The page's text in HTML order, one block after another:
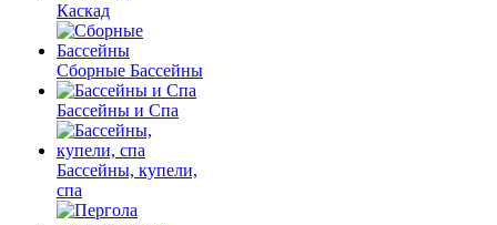
Каскад
Сборные Бассейны
Бассейны и Спа
Бассейны, купели,
спа